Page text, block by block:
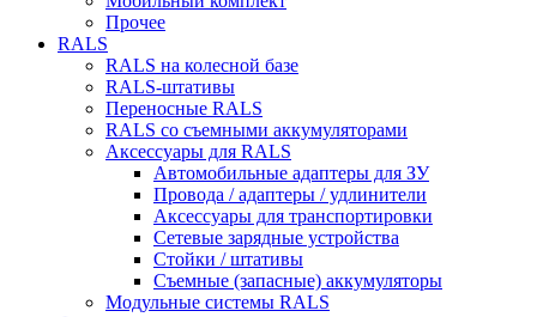
Прочее
RALS
RALS на колесной базе
RALS-штативы
Переносные RALS
RALS со съемными аккумуляторами
Аксессуары для RALS
Автомобильные адаптеры для ЗУ
Провода / адаптеры / удлинители
Аксессуары для транспортировки
Сетевые зарядные устройства
Стойки / штативы
Съемные (запасные) аккумуляторы
Модульные системы RALS